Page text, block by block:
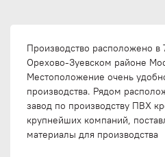
Производство расположено
Орехово-Зуевском районе
Местоположение очень
производства. Рядом
завод по производству ПВХ
крупнейших компаний,
материалы для производства